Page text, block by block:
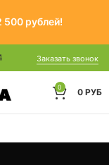
500 рублей!
Заказать звонок
0 0 РУБ